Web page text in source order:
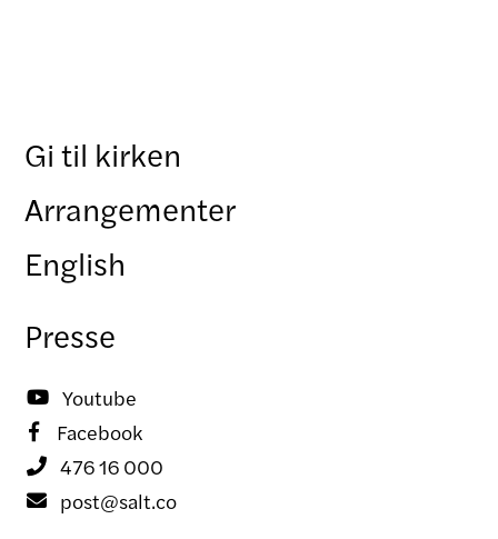
Gi til kirken
Arrangementer
English
Presse
 Youtube
 Facebook
 476 16 000
 post@salt.co